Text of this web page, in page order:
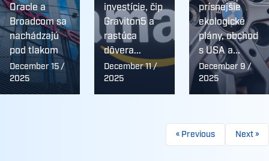
Oracle a
Broadcom sa
nachádzajú
pod tlakom
December 15 /
2025
investície, čip
Graviton5 a
rastúca
dôvera...
December 11 /
2025
prísnejšie
ekologické
plány, obchod
s USA a...
December 9 /
2025
« Previous Next »